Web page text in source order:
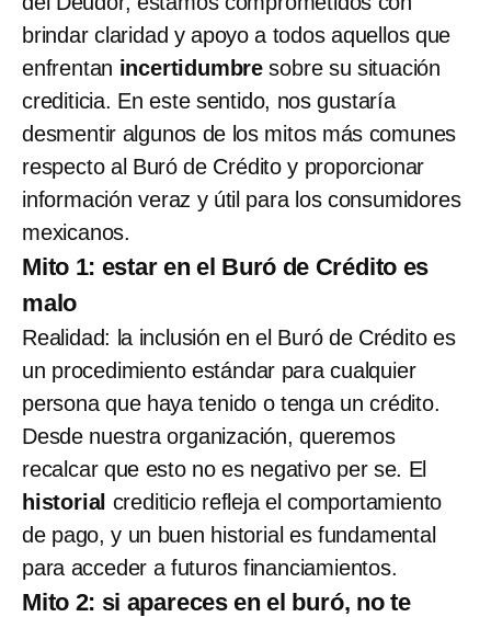
brindar claridad y apoyo a todos aquellos que
enfrentan incertidumbresobre su situación
crediticia. En este sentido, nos gustaría
desmentir algunos de los mitos más comunes
respecto al Buró de Crédito y proporcionar
información veraz y útil para los consumidores
mexicanos.
Mito 1: estar en el Buró de Crédito es
malo
Realidad: la inclusión en el Buró de Crédito es
un procedimiento estándar para cualquier
persona que haya tenido o tenga un crédito.
Desde nuestra organización, queremos
recalcar que esto no es negativo per se. El
historial crediticio refleja el comportamiento
de pago, y un buen historial es fundamental
para acceder a futuros financiamientos.
Mito 2: si apareces en el buró, no te